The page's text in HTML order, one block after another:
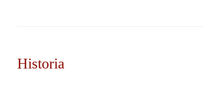
Historia